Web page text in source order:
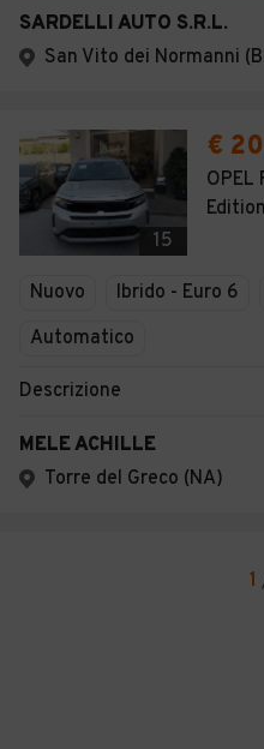
SARDELLI AUTO S.R.L.
San Vito dei Normanni
15
€
OPEL
Edition
Nuovo Ibrido - Euro 6
Automatico
Descrizione
MELE ACHILLE
Torre del Greco (NA)
1